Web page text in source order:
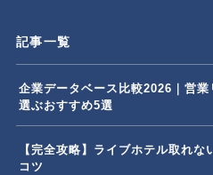
記事一覧
企業データベース比較2026｜営
選ぶおすすめ5選
【完全攻略】ライブホテル取れ
コツ